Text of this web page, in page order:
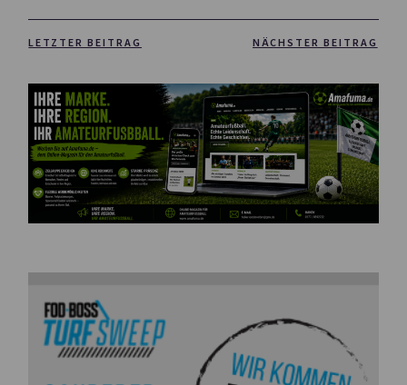
LETZTER BEITRAG NÄCHSTER BEITRAG